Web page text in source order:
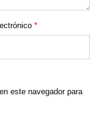
*
este navegador para